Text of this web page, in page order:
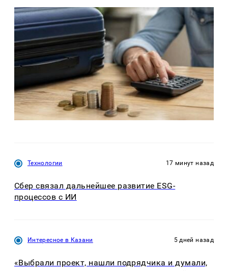
Технологии 17 минут назад
Сбер связал дальнейшее развитие ESG-
процессов с ИИ
Интересное в Казани 5 дней назад
«Выбрали проект, нашли подрядчика и думали,